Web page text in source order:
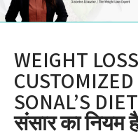
WEIGHT
SONAL’S
संसार का नियम